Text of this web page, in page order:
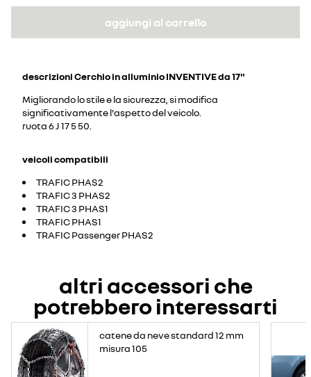
aggiungi al carrello
descrizioniCerchio in alluminio INVENTIVE da 17"
Migliorando lo stile e la sicurezza, si modifica
significativamente l'aspetto del veicolo.
ruota 6 J 17 5 50.
veicoli compatibili
TRAFIC PHAS2
TRAFIC 3 PHAS2
TRAFIC 3 PHAS1
TRAFIC PHAS1
TRAFIC Passenger PHAS2
altri accessori che
potrebbero interessarti
catene da neve standard 12 mm
misura 105